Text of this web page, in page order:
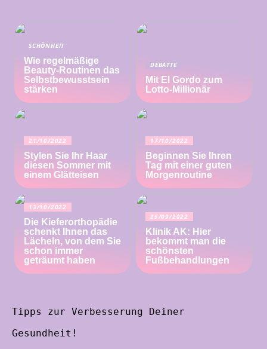
SCHÖNHEIT
Wie regelmäßige
Beauty-Routinen das
Selbstbewusstsein
stärken
DEBATTE
Mit El Gordo zum
Lotto-Millionär
21/10/2022
Stylen Sie Ihr Haar
diesen Sommer mit
einem Glätteisen
17/10/2022
Beginnen Sie Ihren
Tag mit einer guten
Morgenroutine
13/10/2022
Die Kieferorthopädie
schenkt Ihnen das
Lächeln, von dem Sie
schon immer
geträumt haben
25/09/2022
Klinik AK: Hier
bekommt man die
schönsten
Fußbehandlungen
Tipps zur Verbesserung Deiner
Gesundheit!